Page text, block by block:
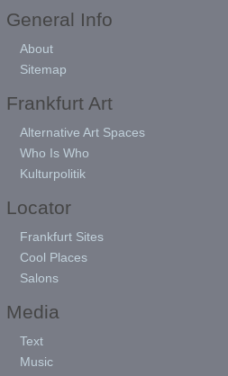
General Info
About
Sitemap
Frankfurt Art
Alternative Art Spaces
Who Is Who
Kulturpolitik
Locator
Frankfurt Sites
Cool Places
Salons
Media
Text
Music